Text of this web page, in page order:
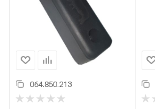
064.850.213